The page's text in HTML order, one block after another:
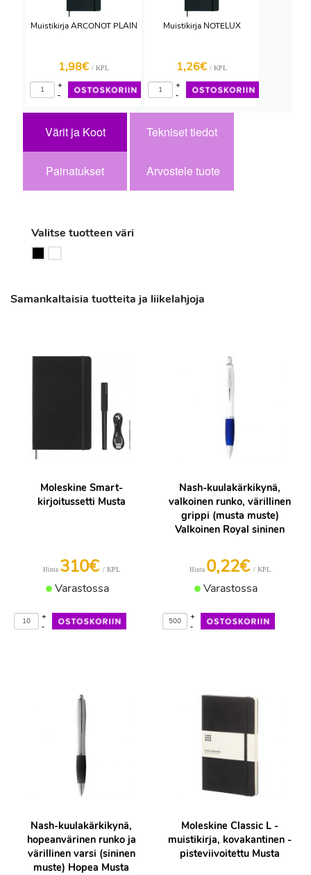
Muistikirja ARCONOT PLAIN
1,98€ / KPL
-
+
Muistikirja NOTELUX
1,26€ / KPL
-
+
Värit ja Koot Tekniset tiedot
Painatukset Arvostele tuote
Valitse tuotteen väri
Samankaltaisia tuotteita ja liikelahjoja
Moleskine Smart-
kirjoitussetti Musta
Hinta 310€ / KPL
Varastossa
-
+
Nash-kuulakärkikynä,
valkoinen runko, värillinen
grippi (musta muste)
Valkoinen Royal sininen
Hinta 0,22€ / KPL
Varastossa
-
+
Nash-kuulakärkikynä,
hopeanvärinen runko ja
värillinen varsi (sininen
muste) Hopea Musta
Moleskine Classic L -
muistikirja, kovakantinen -
pisteviivoitettu Musta